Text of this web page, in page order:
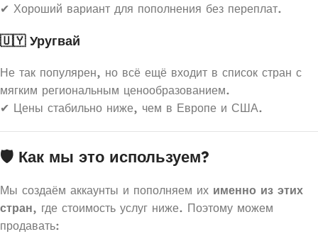
✔ Хороший вариант для пополнения без переплат.
🇺🇾 Уругвай
Не так популярен, но всё ещё входит в список стран с
мягким региональным ценообразованием.
✔ Цены стабильно ниже, чем в Европе и США.
🛡 Как мы это используем?
Мы создаём аккаунты и пополняем их именно из этих
стран, где стоимость услуг ниже. Поэтому можем
продавать: